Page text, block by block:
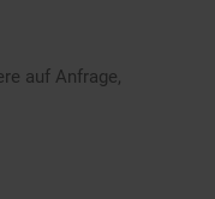
auf Anfrage,